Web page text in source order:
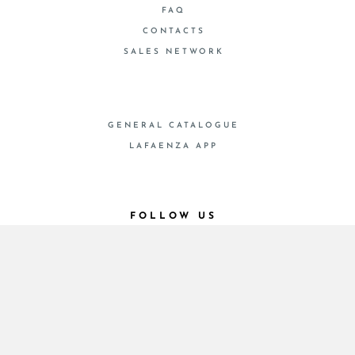
FAQ
CONTACTS
SALES NETWORK
GENERAL CATALOGUE
LAFAENZA APP
FOLLOW US